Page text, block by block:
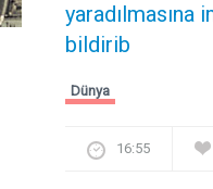
yaradılmasına
bildirib
Dünya
16:55